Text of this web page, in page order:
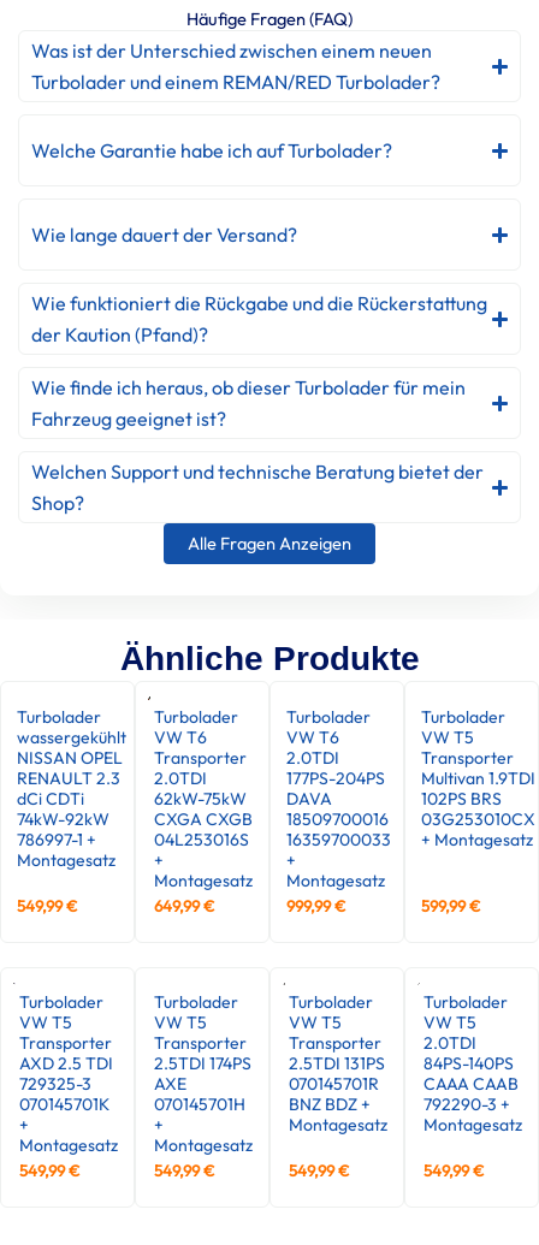
Häufige Fragen (FAQ)
Was ist der Unterschied zwischen einem neuen
Turbolader und einem REMAN/RED Turbolader?
Welche Garantie habe ich auf Turbolader?
Wie lange dauert der Versand?
Wie funktioniert die Rückgabe und die Rückerstattung
der Kaution (Pfand)?
Wie finde ich heraus, ob dieser Turbolader für mein
Fahrzeug geeignet ist?
Welchen Support und technische Beratung bietet der
Shop?
Alle Fragen Anzeigen
Ähnliche Produkte
Turbolader
wassergekühlt
NISSAN OPEL
RENAULT 2.3
dCi CDTi
74kW-92kW
786997-1 +
Montagesatz
549,99€
Turbolader
VW T6
Transporter
2.0TDI
62kW-75kW
CXGA CXGB
04L253016S
+
Montagesatz
649,99€
Turbolader
VW T6
2.0TDI
177PS-204PS
DAVA
18509700016
16359700033
+
Montagesatz
999,99€
Turbolader
VW T5
Transporter
Multivan 1.9TDI
102PS BRS
03G253010CX
+ Montagesatz
599,99€
Turbolader
VW T5
Transporter
AXD 2.5 TDI
729325-3
070145701K
+
Montagesatz
549,99€
Turbolader
VW T5
Transporter
2.5TDI 174PS
AXE
070145701H
+
Montagesatz
549,99€
Turbolader
VW T5
Transporter
2.5TDI 131PS
070145701R
BNZ BDZ +
Montagesatz
549,99€
Turbolader
VW T5
2.0TDI
84PS-140PS
CAAA CAAB
792290-3 +
Montagesatz
549,99€